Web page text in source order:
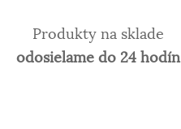
Produkty na sklade
odosielame do 24 hodín